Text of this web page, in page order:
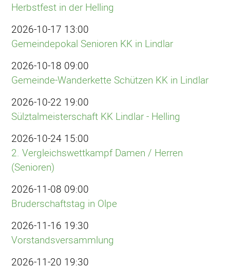
Herbstfest in der Helling
2026-10-17 13:00
Gemeindepokal Senioren KK in Lindlar
2026-10-18 09:00
Gemeinde-Wanderkette Schützen KK in Lindlar
2026-10-22 19:00
Sülztalmeisterschaft KK Lindlar - Helling
2026-10-24 15:00
2. Vergleichswettkampf Damen / Herren
(Senioren)
2026-11-08 09:00
Bruderschaftstag in Olpe
2026-11-16 19:30
Vorstandsversammlung
2026-11-20 19:30